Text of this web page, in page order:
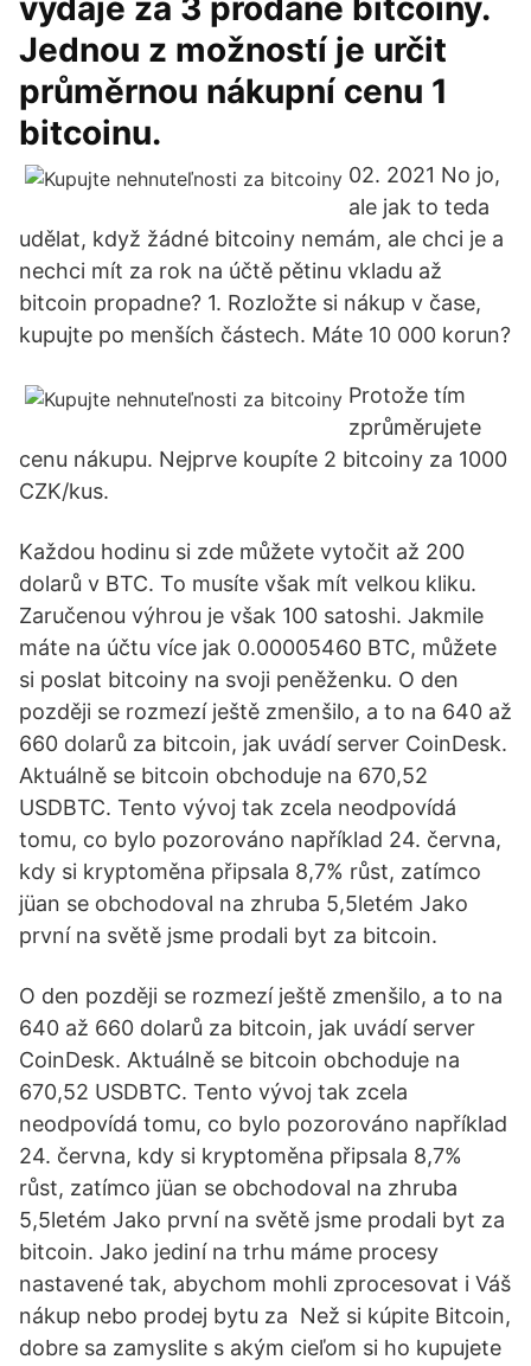
výdaje za 3 prodané bitcoiny.
Jednou z možností je určit
průměrnou nákupní cenu 1
bitcoinu.
02. 2021 No jo,
ale jak to teda
udělat, když žádné bitcoiny nemám, ale chci je a
nechci mít za rok na účtě pětinu vkladu až
bitcoin propadne? 1. Rozložte si nákup v čase,
kupujte po menších částech. Máte 10 000 korun?
Protože tím
zprůměrujete
cenu nákupu. Nejprve koupíte 2 bitcoiny za 1000
CZK/kus.
Každou hodinu si zde můžete vytočit až 200
dolarů v BTC. To musíte však mít velkou kliku.
Zaručenou výhrou je však 100 satoshi. Jakmile
máte na účtu více jak 0.00005460 BTC, můžete
si poslat bitcoiny na svoji peněženku. O den
později se rozmezí ještě zmenšilo, a to na 640 až
660 dolarů za bitcoin, jak uvádí server CoinDesk.
Aktuálně se bitcoin obchoduje na 670,52
USDBTC. Tento vývoj tak zcela neodpovídá
tomu, co bylo pozorováno například 24. června,
kdy si kryptoměna připsala 8,7% růst, zatímco
jüan se obchodoval na zhruba 5,5letém Jako
první na světě jsme prodali byt za bitcoin.
O den později se rozmezí ještě zmenšilo, a to na
640 až 660 dolarů za bitcoin, jak uvádí server
CoinDesk. Aktuálně se bitcoin obchoduje na
670,52 USDBTC. Tento vývoj tak zcela
neodpovídá tomu, co bylo pozorováno například
24. června, kdy si kryptoměna připsala 8,7%
růst, zatímco jüan se obchodoval na zhruba
5,5letém Jako první na světě jsme prodali byt za
bitcoin. Jako jediní na trhu máme procesy
nastavené tak, abychom mohli zprocesovat i Váš
nákup nebo prodej bytu za Než si kúpite Bitcoin,
dobre sa zamyslite s akým cieľom si ho kupujete